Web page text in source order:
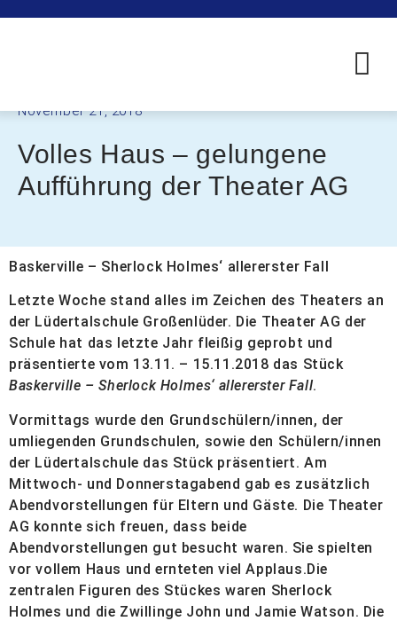
November 21, 2018
Volles Haus – gelungene
Aufführung der Theater AG
Baskerville – Sherlock Holmes‘ allererster Fall
Letzte Woche stand alles im Zeichen des Theaters an
der Lüdertalschule Großenlüder. Die Theater AG der
Schule hat das letzte Jahr fleißig geprobt und
präsentierte vom 13.11. – 15.11.2018 das Stück
Baskerville – Sherlock Holmes‘ allererster Fall.
Vormittags wurde den Grundschülern/innen, der
umliegenden Grundschulen, sowie den Schülern/innen
der Lüdertalschule das Stück präsentiert. Am
Mittwoch- und Donnerstagabend gab es zusätzlich
Abendvorstellungen für Eltern und Gäste. Die Theater
AG konnte sich freuen, dass beide
Abendvorstellungen gut besucht waren. Sie spielten
vor vollem Haus und ernteten viel Applaus.Die
zentralen Figuren des Stückes waren Sherlock
Holmes und die Zwillinge John und Jamie Watson. Die